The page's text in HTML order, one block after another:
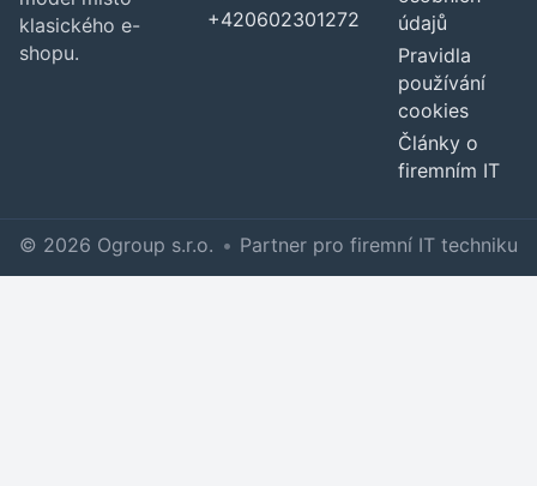
klasického e-
shopu.
+420602301272
údajů
Pravidla
používání
cookies
Články o
firemním IT
© 2026 Ogroup s.r.o. • Partner pro firemní IT techniku